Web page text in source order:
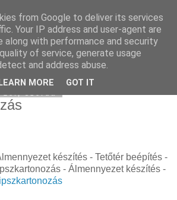
készítés - Tetőtér beépítés -
- Álmennyezet készítés -
from Google to deliver its services
Your IP address and user-agent are
along with performance and security
of service, generate usage
and address abuse.
LEARN MORE GOT IT